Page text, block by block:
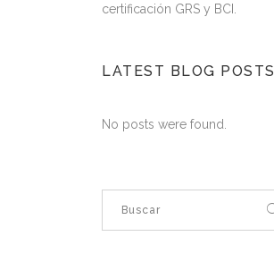
certificación GRS y BCI.
LATEST BLOG POSTS
No posts were found.